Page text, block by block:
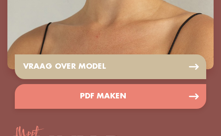
VRAAG OVER MODEL
PDF MAKEN